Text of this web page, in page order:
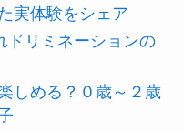
実体験をシェア
ドリミネーションの
しめる？０歳～２歳